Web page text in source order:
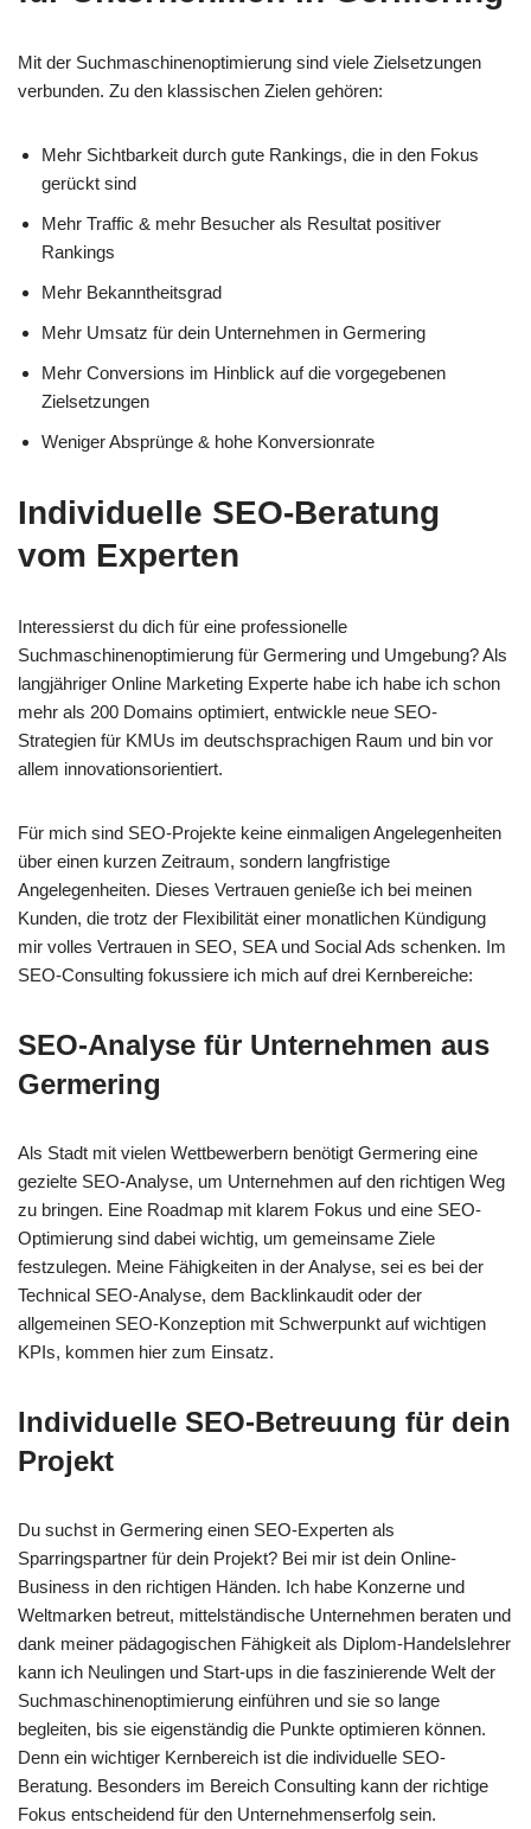
Mit der Suchmaschinenoptimierung sind viele Zielsetzungen
verbunden. Zu den klassischen Zielen gehören:
Mehr Sichtbarkeit durch gute Rankings, die in den Fokus
gerückt sind
Mehr Traffic & mehr Besucher als Resultat positiver
Rankings
Mehr Bekanntheitsgrad
Mehr Umsatz für dein Unternehmen in Germering
Mehr Conversions im Hinblick auf die vorgegebenen
Zielsetzungen
Weniger Absprünge & hohe Konversionrate
Individuelle SEO-Beratung
vom Experten
Interessierst du dich für eine professionelle
Suchmaschinenoptimierung für Germering und Umgebung? Als
langjähriger Online Marketing Experte habe ich habe ich schon
mehr als 200 Domains optimiert, entwickle neue SEO-
Strategien für KMUs im deutschsprachigen Raum und bin vor
allem innovationsorientiert.
Für mich sind SEO-Projekte keine einmaligen Angelegenheiten
über einen kurzen Zeitraum, sondern langfristige
Angelegenheiten. Dieses Vertrauen genieße ich bei meinen
Kunden, die trotz der Flexibilität einer monatlichen Kündigung
mir volles Vertrauen in SEO, SEA und Social Ads schenken. Im
SEO-Consulting fokussiere ich mich auf drei Kernbereiche:
SEO-Analyse für Unternehmen aus
Germering
Als Stadt mit vielen Wettbewerbern benötigt Germering eine
gezielte SEO-Analyse, um Unternehmen auf den richtigen Weg
zu bringen. Eine Roadmap mit klarem Fokus und eine SEO-
Optimierung sind dabei wichtig, um gemeinsame Ziele
festzulegen. Meine Fähigkeiten in der Analyse, sei es bei der
Technical SEO-Analyse, dem Backlinkaudit oder der
allgemeinen SEO-Konzeption mit Schwerpunkt auf wichtigen
KPIs, kommen hier zum Einsatz.
Individuelle SEO-Betreuung für dein
Projekt
Du suchst in Germering einen SEO-Experten als
Sparringspartner für dein Projekt? Bei mir ist dein Online-
Business in den richtigen Händen. Ich habe Konzerne und
Weltmarken betreut, mittelständische Unternehmen beraten und
dank meiner pädagogischen Fähigkeit als Diplom-Handelslehrer
kann ich Neulingen und Start-ups in die faszinierende Welt der
Suchmaschinenoptimierung einführen und sie so lange
begleiten, bis sie eigenständig die Punkte optimieren können.
Denn ein wichtiger Kernbereich ist die individuelle SEO-
Beratung. Besonders im Bereich Consulting kann der richtige
Fokus entscheidend für den Unternehmenserfolg sein.